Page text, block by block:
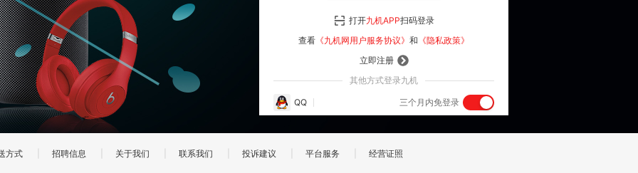
登 录
立即注册
其他方式登录九机
QQ 三个月内免登录
打开九机APP扫码登录
查看 《九机网用户服务协议》 和 《隐私政策》
方式 招聘信息 关于我们 联系我们 投诉建议 平台服务 经营证照